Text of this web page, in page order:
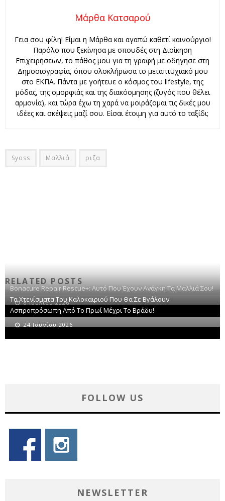
Μάρθα Κατσαρού
Γεια σου φίλη! Είμαι η Μάρθα και αγαπώ καθετί καινούργιο!
Παρόλο που ξεκίνησα με σπουδές στη Διοίκηση
Επιχειρήσεων, το πάθος μου για τη γραφή με οδήγησε στη
Δημοσιογραφία, όπου ολοκλήρωσα το μεταπτυχιακό μου
στο ΕΚΠΑ. Πάντα με γοήτευε ο κόσμος του lifestyle, της
μόδας, της ομορφιάς και της διακόσμησης (ζυγός που θέλει
αρμονία), και τώρα έχω τη χαρά να μοιράζομαι τις δικές μου
ιδέες και σκέψεις μαζί σου. Είσαι έτοιμη για αυτό το ταξίδι;
Syoss Μαλλιά ριζα
RELATED POSTS
Bonacure Repair Rescue+: Αυτό Που Έχουν Ανάγκη Τα Μαλλιά Σου!
8 Ιουλίου 2026
Τα Χτενίσματα Του Καλοκαιριού Που Θα Σε Βγάλουν
Ασπροπρόσωπη Από Το Πρωί Μέχρι Το Βράδυ!
24 Ιουνίου 2026
FOLLOW US
NEWSLETTER